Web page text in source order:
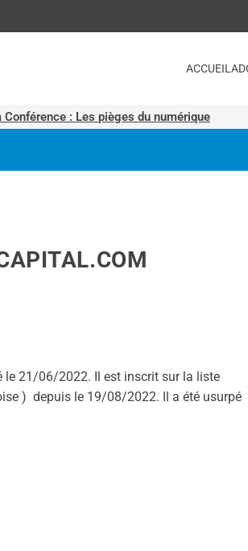
ACCUEIL
Conférence : Les pièges du numérique
le 21/06/2022. Il est inscrit sur la liste
) depuis le 19/08/2022. Il a été usurpé